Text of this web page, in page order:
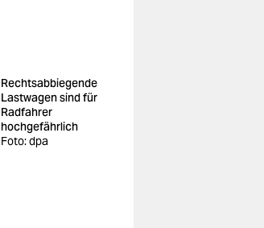
Rechtsabbiegende
Lastwagen sind für
Radfahrer
hochgefährlich
Foto: dpa